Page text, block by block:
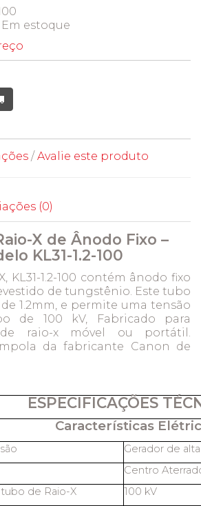
Em estoque
/ Avalie este produto
(0)
X de Ânodo Fixo –
KL31-1.2-100
KL31-1.2-100 contém ânodo fixo
de tungstênio. Este tubo
1.2mm, e permite uma tensão
de 100 kV, Fabricado para
de raio-x móvel ou portátil.
da fabricante Canon de
ESPECIFICAÇÕES
Características
Gerador de
Centro
de Raio-X
100 kV